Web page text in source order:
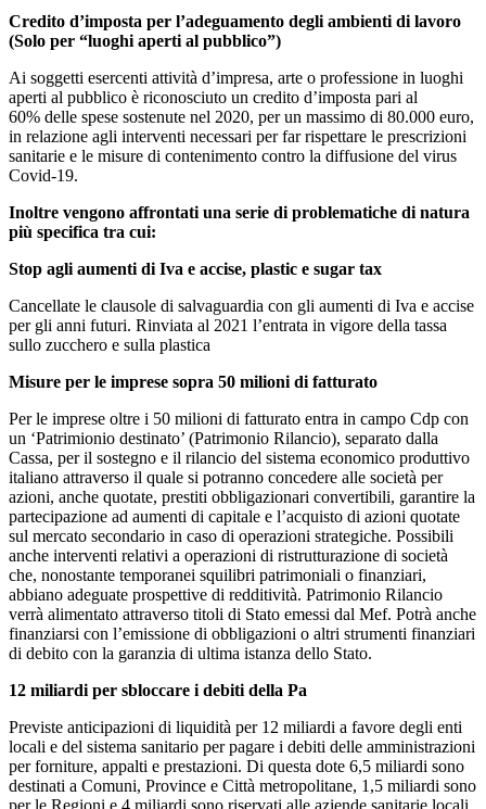
Credito d’imposta per l’adeguamento degli ambienti di lavoro
(Solo per “luoghi aperti al pubblico”)
Ai soggetti esercenti attività d’impresa, arte o professione in luoghi
aperti al pubblico è riconosciuto un credito d’imposta pari al
60% delle spese sostenute nel 2020, per un massimo di 80.000 euro,
in relazione agli interventi necessari per far rispettare le prescrizioni
sanitarie e le misure di contenimento contro la diffusione del virus
Covid-19.
Inoltre vengono affrontati una serie di problematiche di natura
più specifica tra cui:
Stop agli aumenti di Iva e accise, plastic e sugar tax
Cancellate le clausole di salvaguardia con gli aumenti di Iva e accise
per gli anni futuri. Rinviata al 2021 l’entrata in vigore della tassa
sullo zucchero e sulla plastica
Misure per le imprese sopra 50 milioni di fatturato
Per le imprese oltre i 50 milioni di fatturato entra in campo Cdp con
un ‘Patrimionio destinato’ (Patrimonio Rilancio), separato dalla
Cassa, per il sostegno e il rilancio del sistema economico produttivo
italiano attraverso il quale si potranno concedere alle società per
azioni, anche quotate, prestiti obbligazionari convertibili, garantire la
partecipazione ad aumenti di capitale e l’acquisto di azioni quotate
sul mercato secondario in caso di operazioni strategiche. Possibili
anche interventi relativi a operazioni di ristrutturazione di società
che, nonostante temporanei squilibri patrimoniali o finanziari,
abbiano adeguate prospettive di redditività. Patrimonio Rilancio
verrà alimentato attraverso titoli di Stato emessi dal Mef. Potrà anche
finanziarsi con l’emissione di obbligazioni o altri strumenti finanziari
di debito con la garanzia di ultima istanza dello Stato.
12 miliardi per sbloccare i debiti della Pa
Previste anticipazioni di liquidità per 12 miliardi a favore degli enti
locali e del sistema sanitario per pagare i debiti delle amministrazioni
per forniture, appalti e prestazioni. Di questa dote 6,5 miliardi sono
destinati a Comuni, Province e Città metropolitane, 1,5 miliardi sono
per le Regioni e 4 miliardi sono riservati alle aziende sanitarie locali.